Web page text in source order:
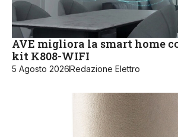
AVE migliora la smart home
kit K808-WIFI
5 Agosto 2026Redazione Elettro